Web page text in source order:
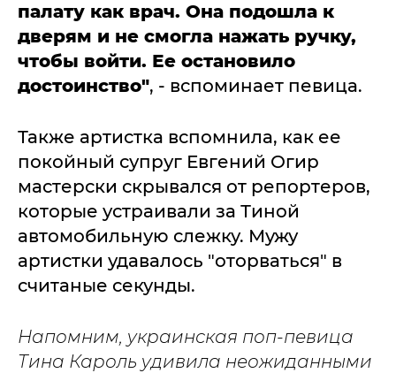
палату как врач. Она подошла к
дверям и не смогла нажать ручку,
чтобы войти. Ее остановило
достоинство", - вспоминает певица.
Также артистка вспомнила, как ее
покойный супруг Евгений Огир
мастерски скрывался от репортеров,
которые устраивали за Тиной
автомобильную слежку. Мужу
артистки удавалось "оторваться" в
считаные секунды.
Напомним, украинская поп-певица
Тина Кароль удивила неожиданными